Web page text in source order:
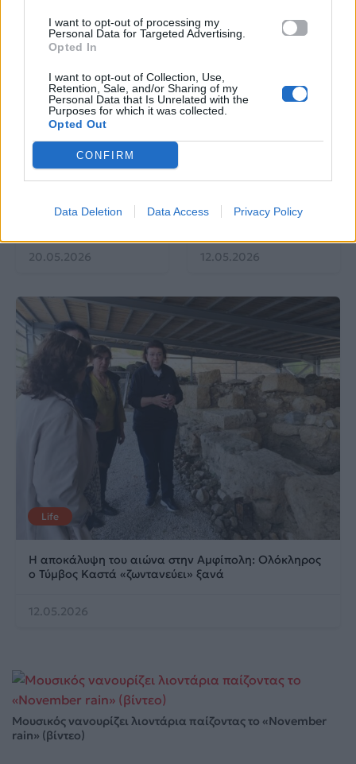
I want to opt-out of processing my
Personal Data for Targeted Advertising.
Opted In
I want to opt-out of Collection, Use,
Retention, Sale, and/or Sharing of my
Personal Data that Is Unrelated with the
Purposes for which it was collected.
Opted Out
CONFIRM
Data Deletion Data Access Privacy Policy
EUROVISION
ΕΡΤ: Εντυπωσιακή
20.05.2026
Go out
Οδηγός ασφαλούς
μετακίνησης
12.05.2026
Life
Η αποκάλυψη του αιώνα στην Αμφίπολη: Ολόκληρος
ο Τύμβος Καστά «ζωντανεύει» ξανά
12.05.2026
Μουσικός νανουρίζει λιοντάρια παίζοντας το «November
rain» (βίντεο)